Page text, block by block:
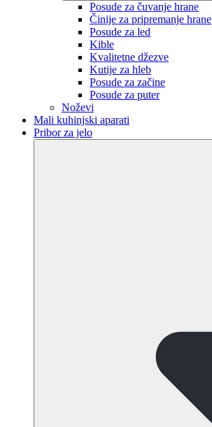
Posude za čuvanje hrane
Činije za pripremanje hrane
Posude za led
Kible
Kvalitetne džezve
Kutije za hleb
Posude za začine
Posude za puter
Noževi
Mali kuhinjski aparati
Pribor za jelo